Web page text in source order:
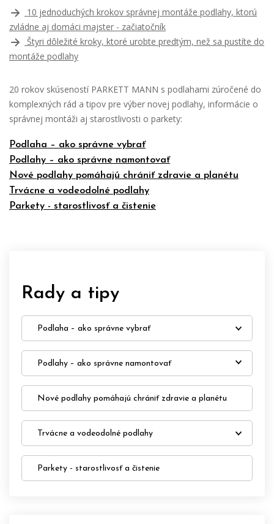
Rady a tipy
Podlaha – ako správne vybrať
Podlahy – ako správne namontovať
Nové podlahy pomáhajú chrániť zdravie a planétu
Trvácne a vodeodolné podlahy
Parkety - starostlivosť a čistenie
10 jednoduchých krokov správnej montáže podlahy, ktorú
zvládne aj domáci majster - začiatočník
Štyri dôležité kroky, ktoré urobte predtým, než sa pustíte do
montáže podlahy
20 rokov skúseností PARKETT MANN s podlahami zúročené do
komplexných rád a tipov pre výber novej podlahy, informácie o
správnej montáži aj starostlivosti o parkety:
Podlaha – ako správne vybrať
Podlahy – ako správne namontovať
Nové podlahy pomáhajú chrániť zdravie a planétu
Trvácne a vodeodolné podlahy
Parkety - starostlivosť a čistenie